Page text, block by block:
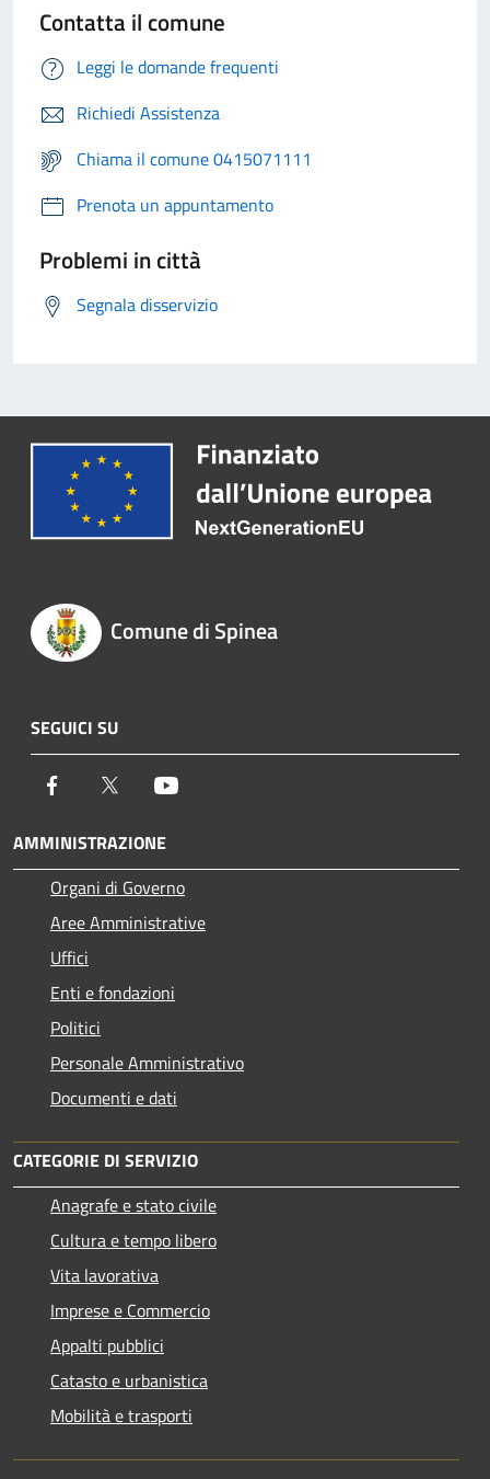
Contatta il comune
Leggi le domande frequenti
Richiedi Assistenza
Chiama il comune 0415071111
Prenota un appuntamento
Problemi in città
Segnala disservizio
Comune di Spinea
SEGUICI SU
Facebook Twitter
AMMINISTRAZIONE
Organi di Governo
Aree Amministrative
Uffici
Enti e fondazioni
Politici
Personale Amministrativo
Documenti e dati
CATEGORIE DI SERVIZIO
Anagrafe e stato civile
Cultura e tempo libero
Vita lavorativa
Imprese e Commercio
Appalti pubblici
Catasto e urbanistica
Mobilità e trasporti